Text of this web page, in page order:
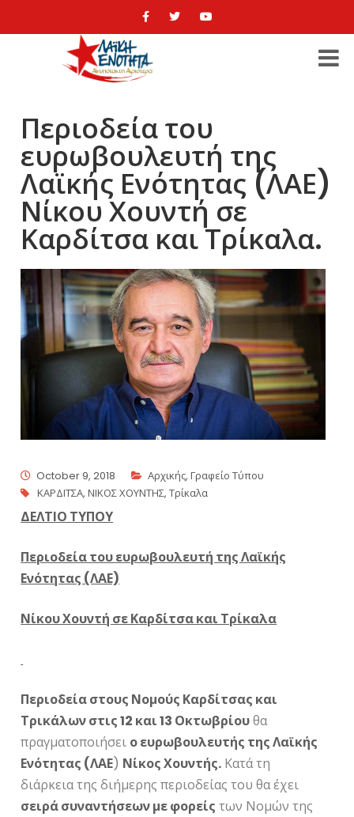
Περιοδεία του
ευρωβουλευτή της
Λαϊκής Ενότητας (ΛΑΕ)
Νίκου Χουντή σε
Καρδίτσα και Τρίκαλα.
October 9, 2018 Αρχικής,Γραφείο Τύπου
ΚΑΡΔΙΤΣΑ,ΝΙΚΟΣ ΧΟΥΝΤΗΣ,Τρίκαλα
ΔΕΛΤΙΟ ΤΥΠΟΥ
Περιοδεία του ευρωβουλευτή της Λαϊκής
Ενότητας (ΛΑΕ)
Νίκου Χουντή σε Καρδίτσα και Τρίκαλα
Περιοδεία στους Νομούς Καρδίτσας και
Τρικάλων στις 12 και 13 Οκτωβρίουθα
πραγματοποιήσει ο ευρωβουλευτής της Λαϊκής
Ενότητας (ΛΑΕ) Νίκος Χουντής. Κατά τη
διάρκεια της διήμερης περιοδείας του θα έχει
σειρά συναντήσεων με φορείς των Νομών της